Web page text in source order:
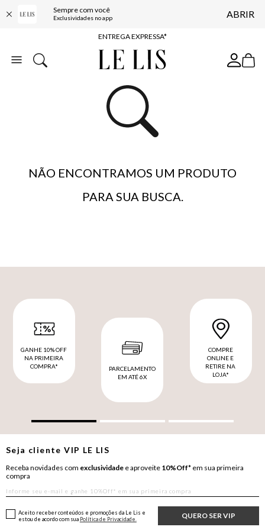
Sempre com você
Exclusividades no app ABRIR
COMPRE ONLINE E RETIRE EM LOJA*
ENTREGA EXPRESSA*
FRETE GRÁTIS*
10% OFF NA PRIMEIRA COMPRA*
NÃO ENCONTRAMOS UM PRODUTO
PARA SUA BUSCA.
GANHE 10% OFF
NA PRIMEIRA
COMPRA*
PARCELAMENTO
EM ATÉ 6X
COMPRE
ONLINE E
RETIRE NA
LOJA*
Seja clienteVIP LE LIS
Receba novidades com exclusividade e aproveite 10%Off* em sua primeira
compra
QUERO SER VIP
Aceito receber conteúdos e promoções da Le Lis e
estou de acordo com sua Política de Privacidade.